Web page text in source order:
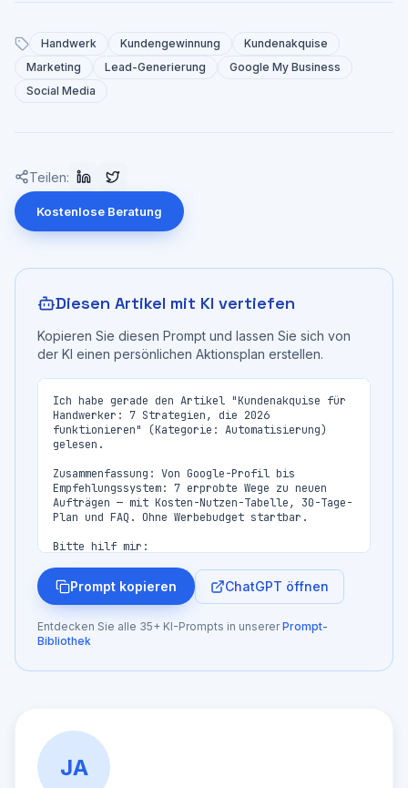
Handwerk Kundengewinnung
Kundenakquise
Marketing
Lead-Generierung
Google My Business
Social Media
Teilen:
Kostenlose Beratung
Diesen Artikel mit KI vertiefen
Kopieren Sie diesen Prompt und lassen Sie sich von
der KI einen persönlichen Aktionsplan erstellen.
Ich habe gerade den Artikel "Kundenakquise für
Handwerker: 7 Strategien, die 2026
funktionieren" (Kategorie: Automatisierung)
gelesen.
Zusammenfassung: Von Google-Profil bis
Empfehlungssystem: 7 erprobte Wege zu neuen
Aufträgen — mit Kosten-Nutzen-Tabelle, 30-Tage-
Plan und FAQ. Ohne Werbebudget startbar.
Bitte hilf mir:
Unternehmen zusammenzufassen
2. Einen konkreten Aktionsplan zu erstellen,
wie ich das Gelernte umsetzen kann
3. Welche Tools oder Services ich dafür brauche
4. Mit welchem Schritt ich am besten starte
Prompt kopieren ChatGPT öffnen
Entdecken Sie alle 35+ KI-Prompts in unserer Prompt-
Bibliothek
JA